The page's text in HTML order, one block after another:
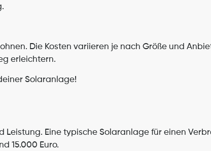
Die Kosten variieren je nach Größe und
erleichtern.
Solaranlage!
Leistung. Eine typische Solaranlage für einen
15.000 Euro.